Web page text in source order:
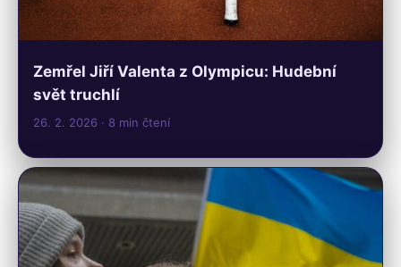
Zemřel Jiří Valenta z Olympicu: Hudební
svět truchlí
26. 2. 2026 · 8 min čtení